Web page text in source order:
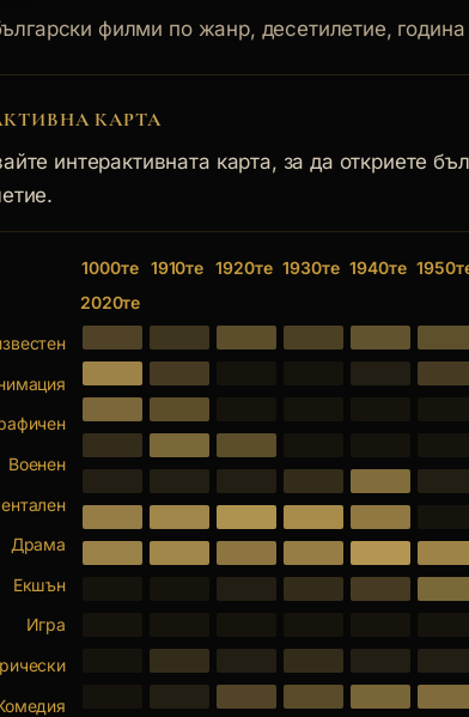
филми по жанр, десетилетие, година
КАРТА
интерактивната карта, за да откриете
1000те 1910те 1920те 1930те 1940те
2020те
Военен
Драма
Екшън
Игра